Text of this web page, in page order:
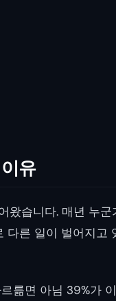
유
왔습니다. 매년 누
다른 일이 벌어지고
륾면 아님 39%가